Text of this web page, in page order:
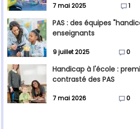
7 mai 2025 1
PAS : des équipes
enseignants
9 juillet 2025 0
Handicap à l'école :
contrasté des PAS
7 mai 2026 0